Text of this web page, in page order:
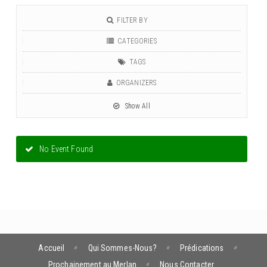
FILTER BY
CATEGORIES
TAGS
ORGANIZERS
Show All
No Event Found
Accueil Qui Sommes-Nous?
Prédications
Prochainement au Merlan
Nous Contacter